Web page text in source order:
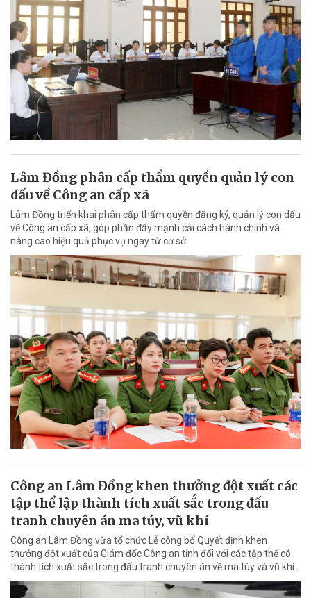
Lâm Đồng phân cấp thẩm quyền quản lý con
dấu về Công an cấp xã
Lâm Đồng triển khai phân cấp thẩm quyền đăng ký, quản lý con dấu
về Công an cấp xã, góp phần đẩy mạnh cải cách hành chính và
nâng cao hiệu quả phục vụ ngay từ cơ sở.
Công an Lâm Đồng khen thưởng đột xuất các
tập thể lập thành tích xuất sắc trong đấu
tranh chuyên án ma túy, vũ khí
Công an Lâm Đồng vừa tổ chức Lễ công bố Quyết định khen
thưởng đột xuất của Giám đốc Công an tỉnh đối với các tập thể có
thành tích xuất sắc trong đấu tranh chuyên án về ma túy và vũ khí.